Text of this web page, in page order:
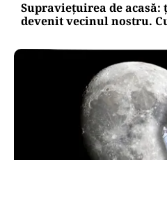
Supraviețuirea de
devenit vecinul nostru.